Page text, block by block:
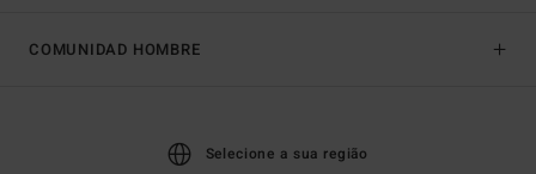
COMUNIDAD HOMBRE
Selecione a sua região